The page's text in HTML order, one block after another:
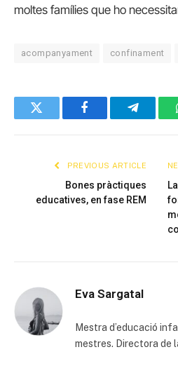
moltes famílies que ho
acompanyament confinament
Twitter Facebook
PREVIOUS ARTICLE
Bones pràctiques
educatives, en fase REM
Eva Sargatal
Mestra d’educació
mestres. Directora de